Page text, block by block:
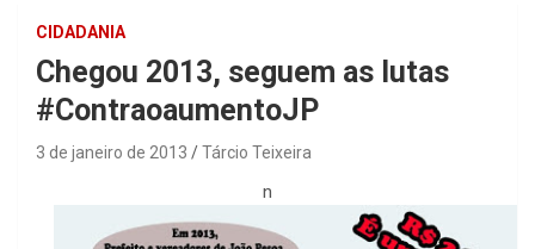
CIDADANIA
Chegou 2013, seguem as lutas
#ContraoaumentoJP
3 de janeiro de 2013 Tárcio Teixeira
n